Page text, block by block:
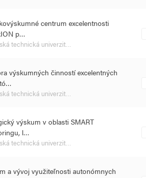
centrum excelentnosti
p…
technická univerzit…
výskumných činností excelentných
technická univerzit…
výskum v oblasti SMART
l…
technická univerzit…
a vývoj využiteľnosti autonómnych